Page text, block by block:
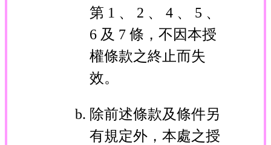
第 1 、 2 、 4 、 5 、
6 及 7 條，不因本授
權條款之終止而失
效。
除前述條款及條件另
有規定外，本處之授